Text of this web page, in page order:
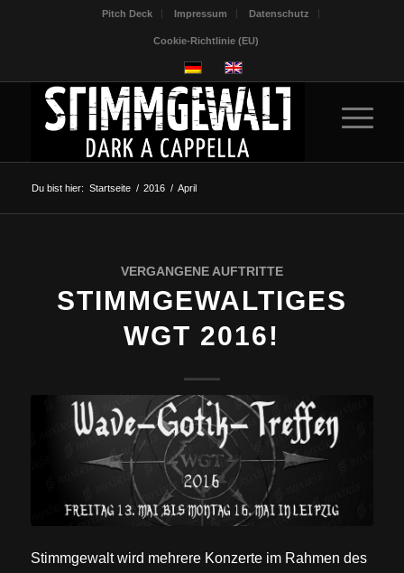
Pitch Deck Impressum Datenschutz
Cookie-Richtlinie (EU)
Du bist hier: Startseite / 2016 / April
VERGANGENE AUFTRITTE
STIMMGEWALTIGES
WGT 2016!
Stimmgewalt wird mehrere Konzerte im Rahmen des